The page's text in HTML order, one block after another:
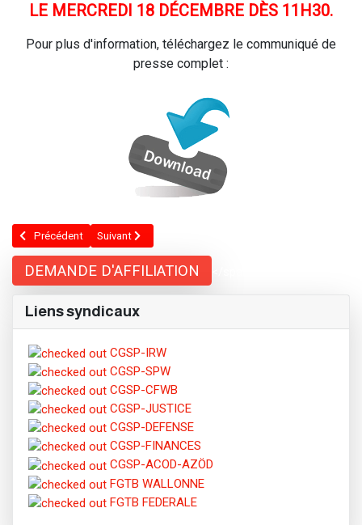
LE MERCREDI 18 DÉCEMBRE DÈS 11H30.
Pour plus d'information, téléchargez le communiqué de
presse complet :
Article précédent : Notre immunité ? Notre Statut !
Précédent Article suivant : Grève Fonction publique le 18 décembre
Suivant
DEMANDE D'AFFILIATION
Liens syndicaux
CGSP-IRW
CGSP-SPW
CGSP-CFWB
CGSP-JUSTICE
CGSP-DEFENSE
CGSP-FINANCES
CGSP-ACOD-AZÖD
FGTB WALLONNE
FGTB FEDERALE